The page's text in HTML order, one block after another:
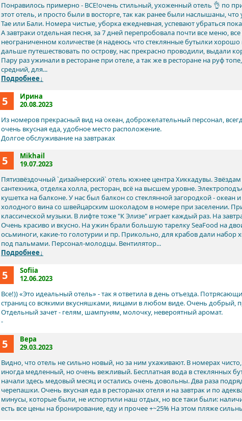
Понравилось примерно - ВСЕ!очень стильный, ухоженный отель 👌 по
этот отель, и просто были в восторге, так как ранее были наслышаны,
Тае или Бали. Номера чистые, уборка ежедневная, успевают убраться
А завтраки отдельная песня, за 7 дней перепробовала почти все меню,
неограниченном количестве (я надеюсь что стеклянные бутылки
дальше путешествовать по острову, нас прекрасно проводили, выдали
Пару раз ужинали в ресторане при отеле, а так же в ресторане на руф
средний, для...
Подробнее↓
5
Ирина
20.08.2023
Из номеров прекрасный вид на океан, доброжелательный персонал,
очень вкусная еда, удобное место расположение.
Долгое обслуживание на завтраках
5
Mikhail
19.07.2023
Пятизвёздочный `дизайнерский` отель южнее центра Хиккадувы. Звёздам
сантехника, отделка холла, ресторан, всё на высшем уровне.
кушетка на балконе. У нас был балкон со стеклянной загородкой -
холодного вина со швейцарским шоколадом в номере при заселении.
классической музыки. В лифте тоже "К Элизе" играет каждый раз. На
Очень красиво и вкусно. На ужин брали большую тарелку SeaFood на
осьминоги, какие-то голотурии и пр. Прикольно, для крабов дали набор
под пальмами. Персонал-молодцы. Вентилятор...
Подробнее↓
5
Sofiia
12.06.2023
Все!)) «Это идеальный отель» - так я ответила в день отъезда.
страниц со всякими вкусняшками, яицами в любом виде. Очень добрый,
Отдельный зачет - гелям, шампуням, молочку, невероятный аромат.
-
5
Вера
29.03.2023
Видно, что отель не сильно новый, но за ним ухаживают. В номерах
иногда медленный, но очень вежливый. Бесплатная вода в стеклянных
начали здесь медовый месяц и остались очень довольны. Два раза
черепашки. Очень вкусная еда в ресторанах отеля и на завтрак и по
минусы, которые были, не испортили наш отдых, но все таки были:
есть все цены на бронирование, еду и прочее +~25% На этом пляже